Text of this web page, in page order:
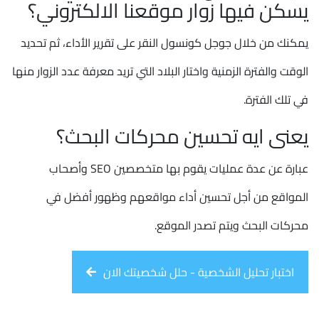
يسكن فيها زوار موقعنا الالكتروني؟
يمكنك من خلال جوجل كونسول النقر على تقرير الأداء، ثم تحديد
الوقت والفترة الزمنية واختار البلاد التي تريد معرفة عدد الزوار منها
في تلك الفترة.
يعنى ايه تحسين محركات البحث؟
عبارة عن عدة عمليات يقوم بها متخصصين SEO وأصحاب
المواقع من أجل تحسين أداء مواقعهم وظهور أفضل في
محركات البحث ويتم تصدر الموقع.
اختبار تحليل الشخصية - حلل شخصيتك الان